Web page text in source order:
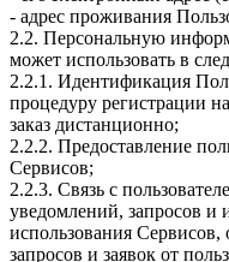
- адрес проживания
2.2. Персональную
может использовать в
2.2.1. Идентификация
процедуру регистрации
заказ дистанционно;
2.2.2. Предоставление
Сервисов;
2.2.3. Связь с
уведомлений, запросов
использования Сервисов,
запросов и заявок от